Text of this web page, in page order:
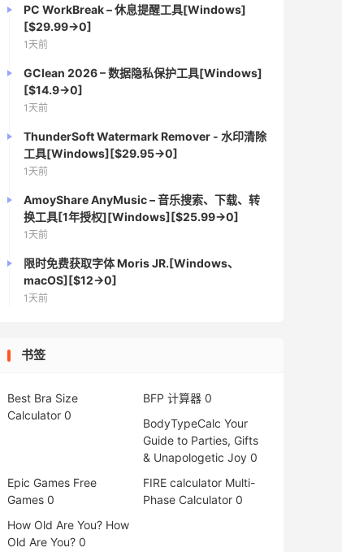
PC WorkBreak – 休息提醒工具[Windows]
[$29.99→0]
1天前
GClean 2026 – 数据隐私保护工具[Windows]
[$14.9→0]
1天前
ThunderSoft Watermark Remover - 水印清除
工具[Windows][$29.95→0]
1天前
AmoyShare AnyMusic – 音乐搜索、下载、转
换工具[1年授权][Windows][$25.99→0]
1天前
限时免费获取字体 Moris JR.[Windows、
macOS][$12→0]
1天前
书签
Best Bra Size
Calculator 0
BFP 计算器 0
BodyTypeCalc Your
Guide to Parties, Gifts
& Unapologetic Joy 0
Epic Games Free
Games 0
FIRE calculator Multi-
Phase Calculator 0
How Old Are You? How
Old Are You? 0